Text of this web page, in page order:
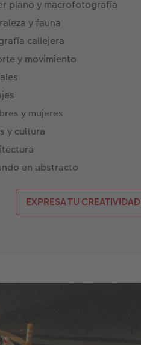
plano y macrofotografía​
y fauna​
callejera​
y movimiento​​
y mujeres​​
y cultura​
en abstracto
EXPRESA TU CREATIVIDAD